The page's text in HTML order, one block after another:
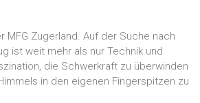
MFG Zugerland. Auf der Suche nach
ist weit mehr als nur Technik und
die Schwerkraft zu überwinden
in den eigenen Fingerspitzen zu